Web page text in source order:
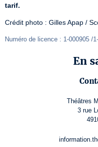
tarif.
Crédit photo : Gilles Apap /
Numéro de licence : 1-000905 /
En
Théâtres
3 rue